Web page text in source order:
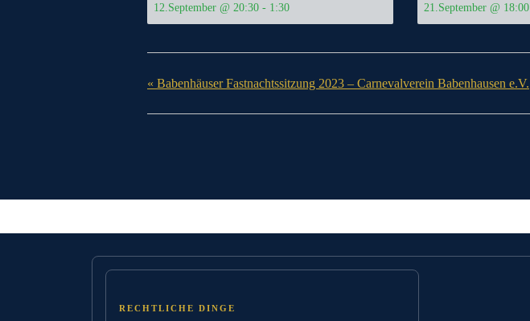
12.September @ 20:30 - 1:30 21.September @ 18:00
« Babenhäuser Fastnachtssitzung 2023 – Carnevalverein Babenhausen e.V.
RECHTLICHE DINGE